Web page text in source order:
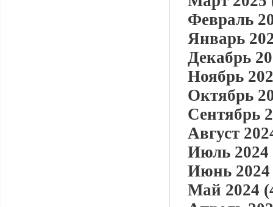
Февраль
Январь
Декабрь
Ноябрь
Октябрь
Сентябрь
Август
Июль 2024
Июнь 2024
Май 2024